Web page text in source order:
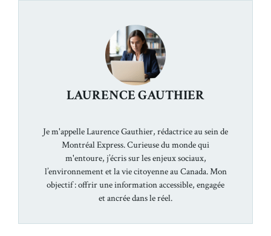
LAURENCE GAUTHIER
Je m'appelle Laurence Gauthier, rédactrice au sein de
Montréal Express. Curieuse du monde qui
m'entoure, j’écris sur les enjeux sociaux,
l’environnement et la vie citoyenne au Canada. Mon
objectif : offrir une information accessible, engagée
et ancrée dans le réel.